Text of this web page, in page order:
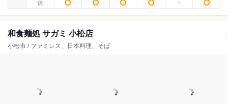
和食麺処 サガミ 小松店
小松市 / ファミレス、日本料理、そば